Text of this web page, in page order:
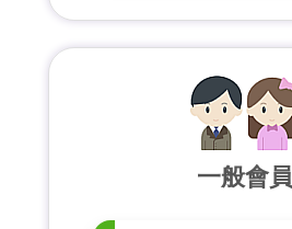
一般會員